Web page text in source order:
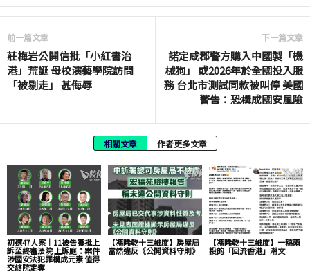
前一篇文章
莊梅岩公開信批「小紅書治
港」荒誕 母校演藝學院訪問
「被剔走」 甚侮辱
下一篇文章
諾定咸郡警方購入中國製「機
械狗」 或2026年於全國投入服
務 台北市測試同款被叫停 美國
警告：恐構成國安風險
相關文章 作者更多文章
初選47人案｜11被告獲批上
訴至終審法院 上訴庭：案件
涉國安法犯罪構成元素 值得
交終院定奪
【馮睎乾十三維度】房屋局
當然違反《公開資料守則》
【馮睎乾十三維度】一稿兩
投的「回流香港」潮文